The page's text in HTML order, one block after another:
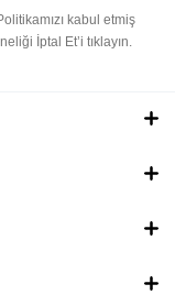
kabul etmiş
İptal Et’i tıklayın.